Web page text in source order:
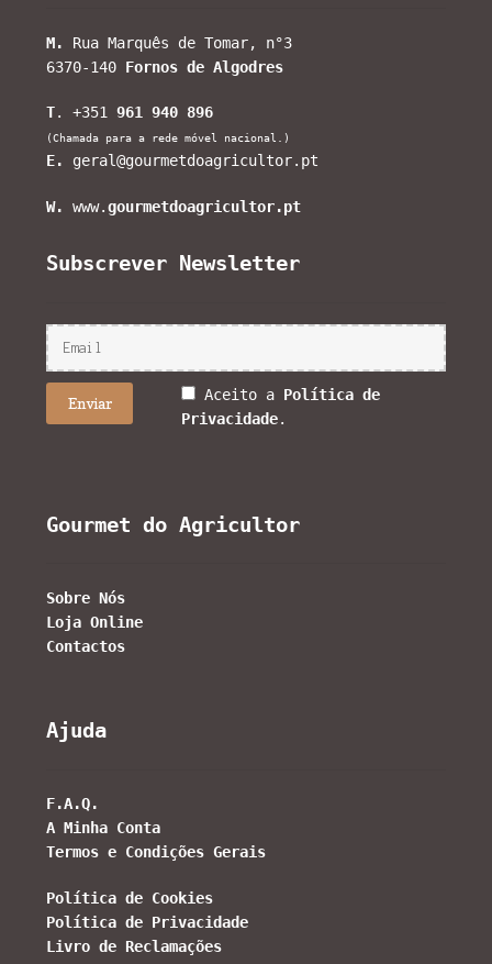
M.
Rua Marquês de Tomar, n°3
6370-140 Fornos de Algodres
T. +351961 940 896
(Chamada para a rede móvel nacional.)
E. geral@gourmetdoagricultor.pt
W. www.gourmetdoagricultor.pt
Subscrever Newsletter
Aceito a Política de
Privacidade.
Gourmet do Agricultor
Sobre Nós
Loja Online
Contactos
Ajuda
F.A.Q.
A Minha Conta
Termos e Condições Gerais
Política de Cookies
Política de Privacidade
Livro de Reclamações